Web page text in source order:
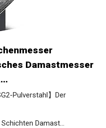
Damastmesser
Pulverstahl】Der
Damast...